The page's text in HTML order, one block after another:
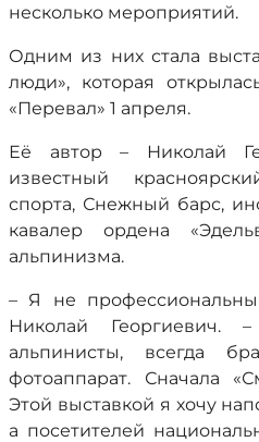
несколько мероприятий.
Одним из них стала
люди», которая
«Перевал» 1 апреля.
Её автор – Николай
известный
спорта, Снежный барс,
кавалер ордена
альпинизма.
– Я не
Николай
альпинисты, всегда
фотоаппарат. Сначала
Этой выставкой я хочу
а посетителей